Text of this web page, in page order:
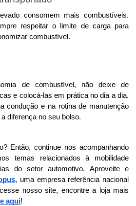
consomem mais combustíveis.
respeitar o limite de carga para
combustível.
de combustível, não deixe de
e colocá-las em prática no dia a dia.
condução e na rotina de manutenção
diferença no seu bolso.
Então, continue nos acompanhando
temas relacionados à mobilidade
do setor automotivo. Aproveite e
, uma empresa referência nacional
nosso site, encontre a loja mais
aqui!